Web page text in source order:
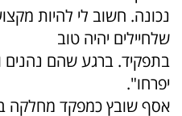
נכונה. חשוב לי להיות
שלחיילים יהיה טוב
בתפקיד. ברגע שהם נהנים
יפרחו".